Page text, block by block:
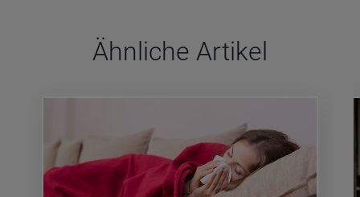
Ähn­li­che Arti­kel